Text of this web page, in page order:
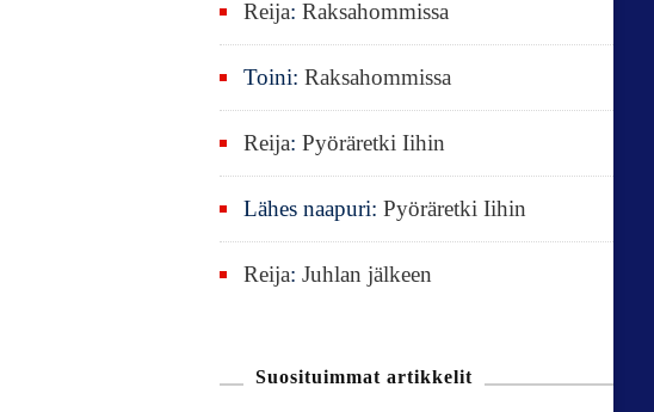
Reija:Raksahommissa
Toini:Raksahommissa
Reija:Pyöräretki Iihin
Lähes naapuri:Pyöräretki Iihin
Reija:Juhlan jälkeen
Suosituimmat artikkelit